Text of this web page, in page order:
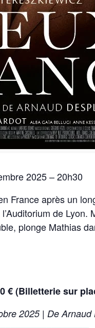
2025 – 20h30
France après un
de
plonge Mathias
€ (Billetterie sur
2025 | De